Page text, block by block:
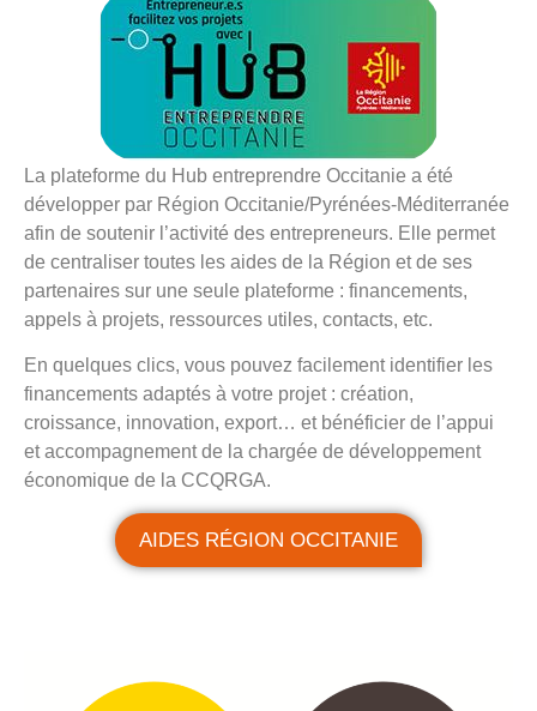
La plateforme du Hub entreprendre Occitanie a été
développer par Région Occitanie/Pyrénées-Méditerranée
afin de soutenir l’activité des entrepreneurs. Elle permet
de centraliser toutes les aides de la Région et de ses
partenaires sur une seule plateforme : financements,
appels à projets, ressources utiles, contacts, etc.
En quelques clics, vous pouvez facilement identifier les
financements adaptés à votre projet : création,
croissance, innovation, export… et bénéficier de l’appui
et accompagnement de la chargée de développement
économique de la CCQRGA.
AIDES RÉGION OCCITANIE